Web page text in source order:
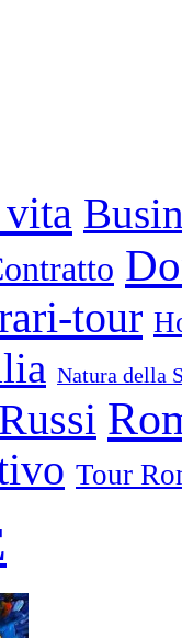
tour
Natura della
Tour